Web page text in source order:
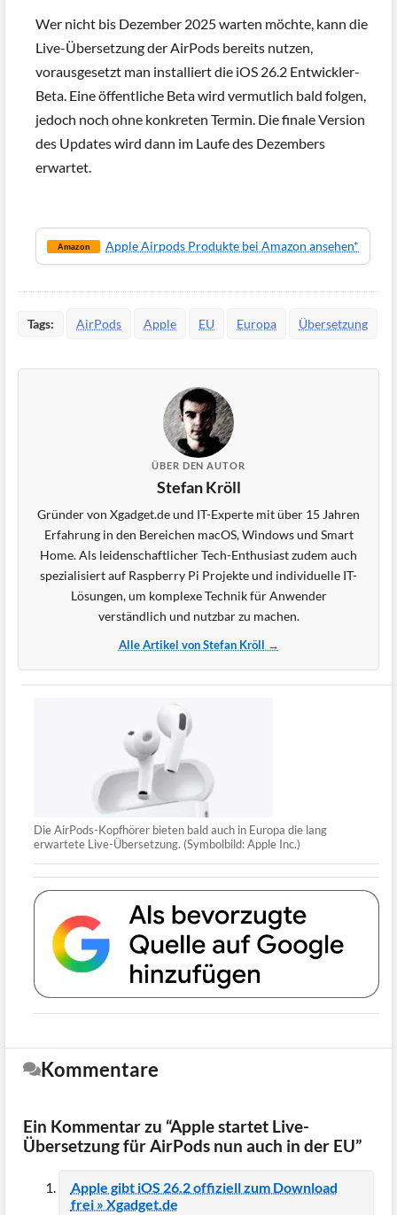
Wer nicht bis Dezember 2025 warten möchte, kann die
Live-Übersetzung der AirPods bereits nutzen,
vorausgesetzt man installiert die iOS 26.2 Entwickler-
Beta. Eine öffentliche Beta wird vermutlich bald folgen,
jedoch noch ohne konkreten Termin. Die finale Version
des Updates wird dann im Laufe des Dezembers
erwartet.
Amazon Apple Airpods Produkte bei Amazon ansehen*
Tags: AirPods Apple EU Europa Übersetzung
ÜBER DEN AUTOR
Stefan Kröll
Gründer von Xgadget.de und IT-Experte mit über 15 Jahren
Erfahrung in den Bereichen macOS, Windows und Smart
Home. Als leidenschaftlicher Tech-Enthusiast zudem auch
spezialisiert auf Raspberry Pi Projekte und individuelle IT-
Lösungen, um komplexe Technik für Anwender
verständlich und nutzbar zu machen.
Alle Artikel von Stefan Kröll →
Die AirPods-Kopfhörer bieten bald auch in Europa die lang
erwartete Live-Übersetzung. (Symbolbild: Apple Inc.)
Kommentare
Ein Kommentar zu “Apple startet Live-
Übersetzung für AirPods nun auch in der EU”
Apple gibt iOS 26.2 offiziell zum Download
frei » Xgadget.de